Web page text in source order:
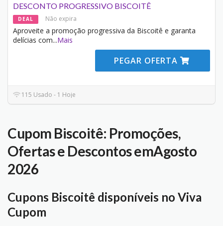
DESCONTO PROGRESSIVO BISCOITÊ
DEAL Não expira
Aproveite a promoção progressiva da Biscoitê e garanta
delícias com...Mais
PEGAR OFERTA
115 Usado - 1 Hoje
Cupom Biscoitê: Promoções,
Ofertas e Descontos emAgosto
2026
Cupons Biscoitê disponíveis no Viva
Cupom